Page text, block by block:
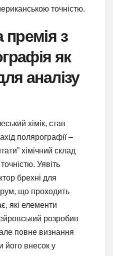
точністю.
премія з
як
аналізу
хімік, став
полярографії –
хімічний склад
Уявіть
брехні для
що проходить
які елементи
розробив
повне визнання
його внесок у